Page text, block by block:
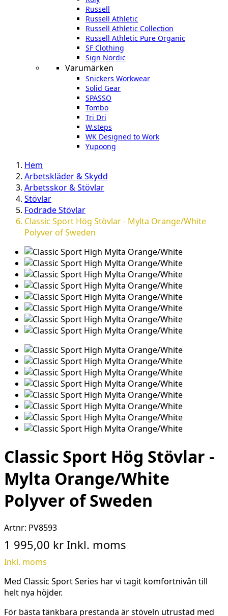
Russell
Russell Athletic
Russell Athletic Collection
Russell Athletic Pure Organic
SF Clothing
Sign Nordic
Varumärken
Snickers Workwear
Solid Gear
SPASSO
Tombo
Tri Dri
W.steps
WK Designed to Work
Yupoong
Hem
Arbetskläder & Skydd
Arbetsskor & Stövlar
Stövlar
Fodrade Stövlar
Classic Sport Hög Stövlar - Mylta Orange/White
Polyver of Sweden
Classic Sport Hög Stövlar -
Mylta Orange/White
Polyver of Sweden
Artnr: PV8593
1 995,00 kr Inkl. moms
Inkl. moms
Med Classic Sport Series har vi tagit komfortnivån till
helt nya höjder.
För bästa tänkbara prestanda är stöveln utrustad med